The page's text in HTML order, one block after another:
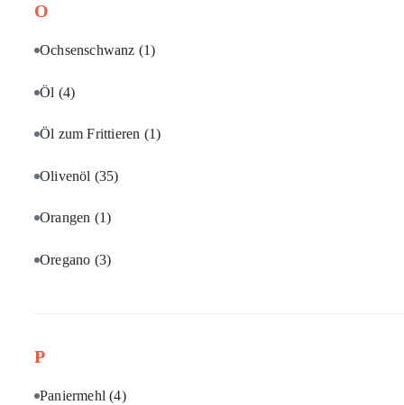
O
Ochsenschwanz (1)
Öl (4)
Öl zum Frittieren (1)
Olivenöl (35)
Orangen (1)
Oregano (3)
P
Paniermehl(4)